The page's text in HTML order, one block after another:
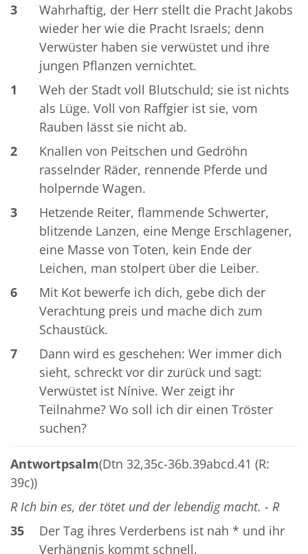
3
Wahrhaftig, der Herr stellt die Pracht Jakobs
wieder her wie die Pracht Israels; denn
Verwüster haben sie verwüstet und ihre
jungen Pflanzen vernichtet.
1
Weh der Stadt voll Blutschuld; sie ist nichts
als Lüge. Voll von Raffgier ist sie, vom
Rauben lässt sie nicht ab.
2
Knallen von Peitschen und Gedröhn
rasselnder Räder, rennende Pferde und
holpernde Wagen.
3
Hetzende Reiter, flammende Schwerter,
blitzende Lanzen, eine Menge Erschlagener,
eine Masse von Toten, kein Ende der
Leichen, man stolpert über die Leiber.
6
Mit Kot bewerfe ich dich, gebe dich der
Verachtung preis und mache dich zum
Schaustück.
7
Dann wird es geschehen: Wer immer dich
sieht, schreckt vor dir zurück und sagt:
Verwüstet ist Nínive. Wer zeigt ihr
Teilnahme? Wo soll ich dir einen Tröster
suchen?
Antwortpsalm(Dtn 32,35c-36b.39abcd.41 (R:
39c))
R Ich bin es, der tötet und der lebendig macht. - R
35
Der Tag ihres Verderbens ist nah * und ihr
Verhängnis kommt schnell.